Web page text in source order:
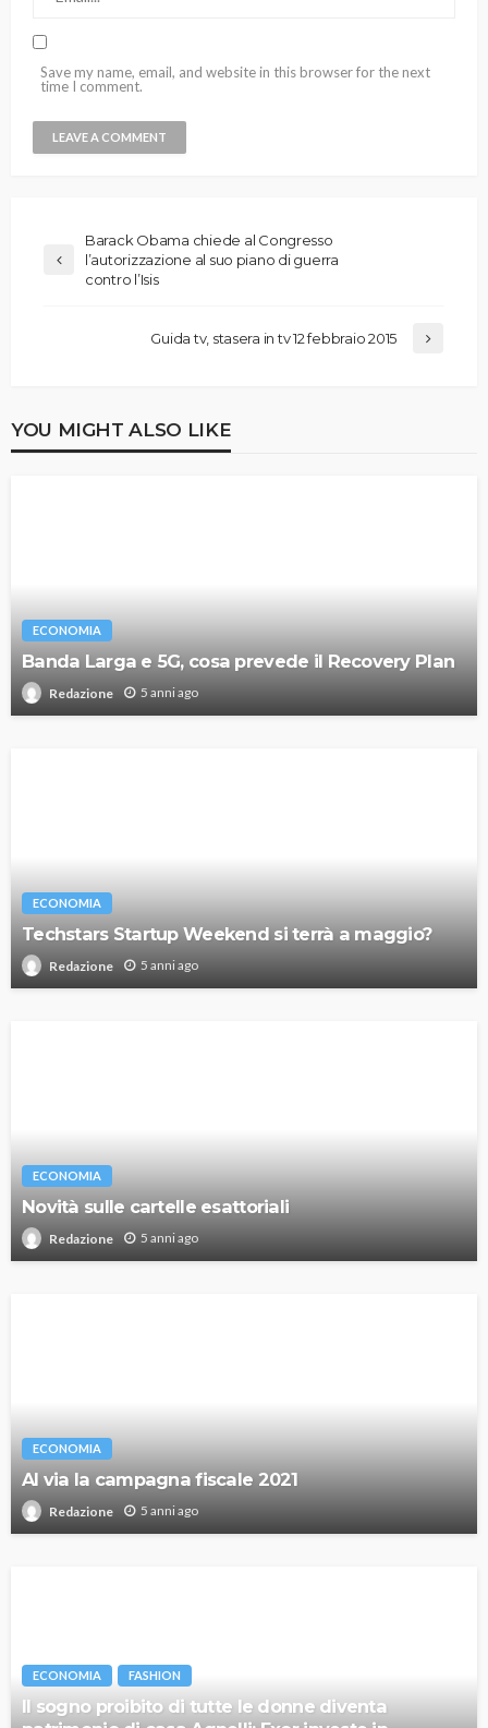
Save my name, email, and website in this browser for the next
time I comment.
Barack Obama chiede al Congresso
l’autorizzazione al suo piano di guerra
contro l’Isis
Guida tv, stasera in tv 12 febbraio 2015
YOU MIGHT ALSO LIKE
ECONOMIA
Banda Larga e 5G, cosa prevede il Recovery Plan
Redazione 5 anni ago
ECONOMIA
Techstars Startup Weekend si terrà a maggio?
Redazione 5 anni ago
ECONOMIA
Novità sulle cartelle esattoriali
Redazione 5 anni ago
ECONOMIA
Al via la campagna fiscale 2021
Redazione 5 anni ago
ECONOMIA FASHION
Il sogno proibito di tutte le donne diventa